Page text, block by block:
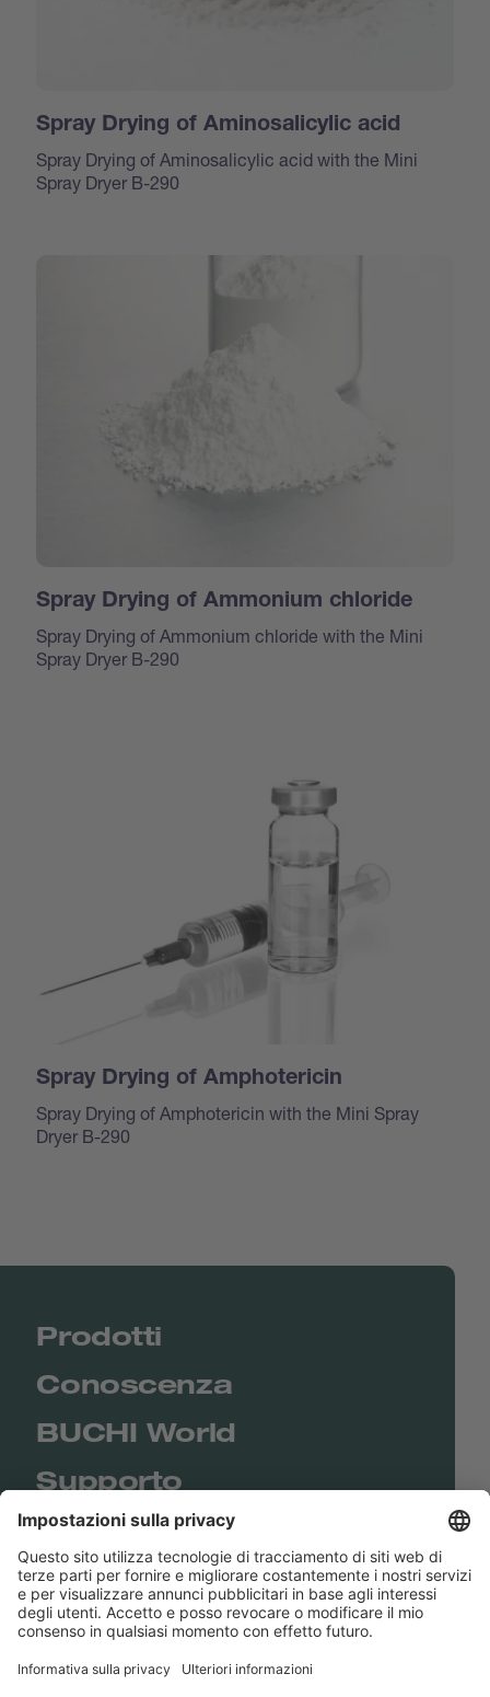
Spray Drying of Aminosalicylic acid
Spray Drying of Aminosalicylic acid with the Mini
Spray Dryer B-290
Spray Drying of Ammonium chloride
Spray Drying of Ammonium chloride with the Mini
Spray Dryer B-290
Spray Drying of Amphotericin
Spray Drying of Amphotericin with the Mini Spray
Dryer B-290
Prodotti
Conoscenza
BUCHI World
Supporto
Shop
Contact us